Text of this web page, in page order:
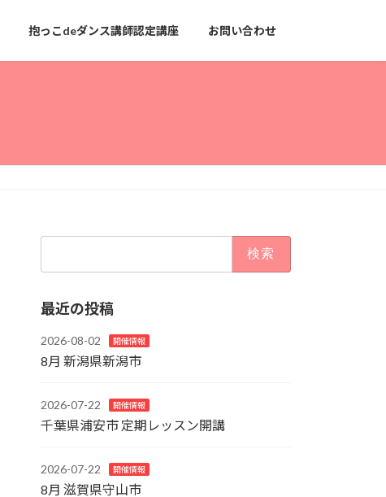
抱っこdeダンス講師認定講座 お問い合わせ
最近の投稿
2026-08-02 開催情報
8月 新潟県新潟市
2026-07-22 開催情報
千葉県浦安市 定期レッスン開講
2026-07-22 開催情報
8月 滋賀県守山市